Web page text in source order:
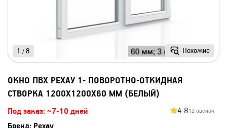
Похожие
1 / 8
ОКНО ПВХ РЕХАУ 1- ПОВОРОТНО-ОТКИДНАЯ
СТВОРКА 1200Х1200Х60 ММ (БЕЛЫЙ)
Под заказ: ~7-10 дней 4.812 оценок
Бренд: Рехау